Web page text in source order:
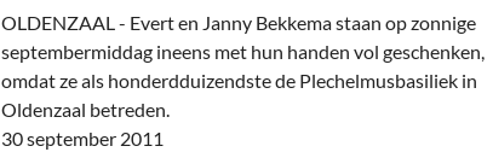
OLDENZAAL - Evert en Janny Bekkema staan op zonnige
septembermiddag ineens met hun handen vol geschenken,
omdat ze als honderdduizendste de Plechelmusbasiliek in
Oldenzaal betreden.
30 september 2011